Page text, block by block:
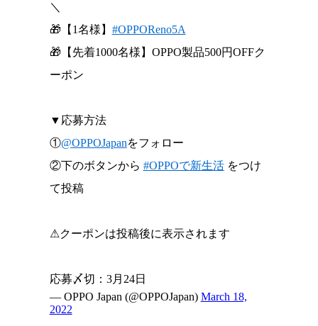
＼
🎁【1名様】 #OPPOReno5A
🎁【先着1000名様】OPPO製品500円OFFク
ーポン
▼応募方法
①@OPPOJapanをフォロー
②下のボタンから #OPPOで新生活をつけ
て投稿
⚠クーポンは投稿後に表示されます
応募〆切：3月24日
— OPPO Japan (@OPPOJapan) March 18,
2022